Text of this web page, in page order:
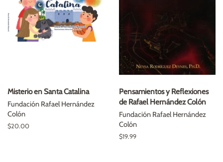
Misterio en Santa Catalina
Fundación Rafael Hernández
Colón
Precio
$20.00
Pensamientos y Reflexiones
de Rafael Hernández Colón
Fundación Rafael Hernández
Colón
Precio
$19.99